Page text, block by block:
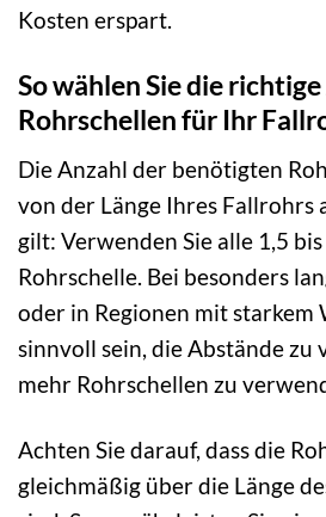
Kosten erspart.
So wählen Sie die
Rohrschellen für Ihr
Die Anzahl der benötigten
von der Länge Ihres Fallrohrs
gilt: Verwenden Sie alle 1,5
Rohrschelle. Bei besonders
oder in Regionen mit starkem
sinnvoll sein, die Abstände zu
mehr Rohrschellen zu
Achten Sie darauf, dass die
gleichmäßig über die Länge